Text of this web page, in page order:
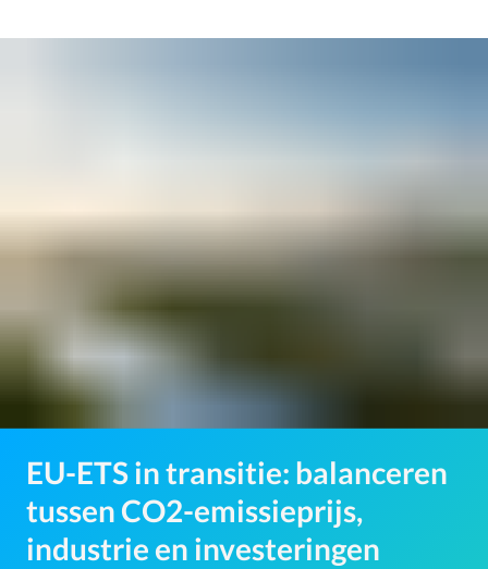
EU-ETS in transitie: balanceren
tussen CO2-emissieprijs,
industrie en investeringen